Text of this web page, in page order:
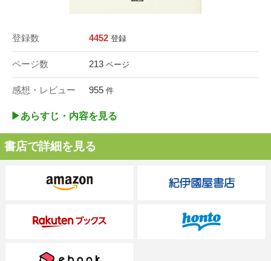
登録数 4452 登録
ページ数 213 ページ
感想・レビュー 955 件
▶︎あらすじ・内容を見る
書店で詳細を見る